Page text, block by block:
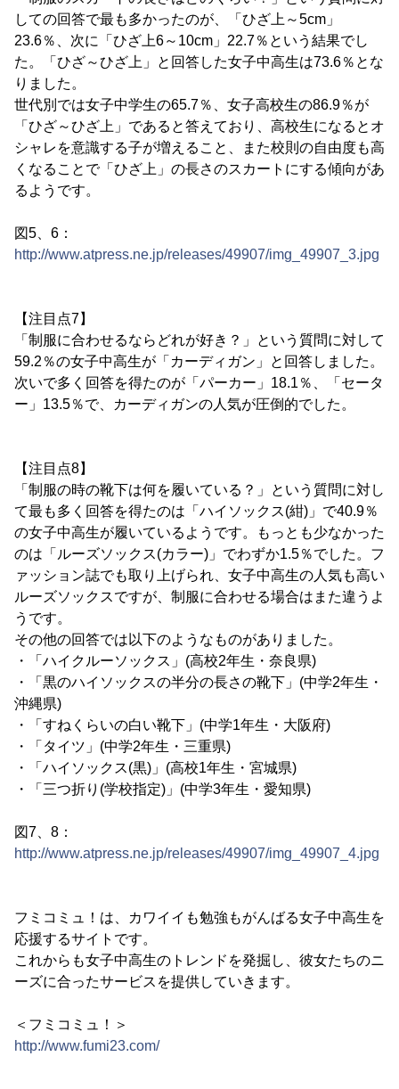
しての回答で最も多かったのが、「ひざ上～5cm」
23.6％、次に「ひざ上6～10cm」22.7％という結果でし
た。「ひざ～ひざ上」と回答した女子中高生は73.6％とな
りました。
世代別では女子中学生の65.7％、女子高校生の86.9％が
「ひざ～ひざ上」であると答えており、高校生になるとオ
シャレを意識する子が増えること、また校則の自由度も高
くなることで「ひざ上」の長さのスカートにする傾向があ
るようです。
図5、6：
http://www.atpress.ne.jp/releases/49907/img_49907_3.jpg
【注目点7】
「制服に合わせるならどれが好き？」という質問に対して
59.2％の女子中高生が「カーディガン」と回答しました。
次いで多く回答を得たのが「パーカー」18.1％、「セータ
ー」13.5％で、カーディガンの人気が圧倒的でした。
【注目点8】
「制服の時の靴下は何を履いている？」という質問に対し
て最も多く回答を得たのは「ハイソックス(紺)」で40.9％
の女子中高生が履いているようです。もっとも少なかった
のは「ルーズソックス(カラー)」でわずか1.5％でした。フ
ァッション誌でも取り上げられ、女子中高生の人気も高い
ルーズソックスですが、制服に合わせる場合はまた違うよ
うです。
その他の回答では以下のようなものがありました。
・「ハイクルーソックス」(高校2年生・奈良県)
・「黒のハイソックスの半分の長さの靴下」(中学2年生・
沖縄県)
・「すねくらいの白い靴下」(中学1年生・大阪府)
・「タイツ」(中学2年生・三重県)
・「ハイソックス(黒)」(高校1年生・宮城県)
・「三つ折り(学校指定)」(中学3年生・愛知県)
図7、8：
http://www.atpress.ne.jp/releases/49907/img_49907_4.jpg
フミコミュ！は、カワイイも勉強もがんばる女子中高生を
応援するサイトです。
これからも女子中高生のトレンドを発掘し、彼女たちのニ
ーズに合ったサービスを提供していきます。
＜フミコミュ！＞
http://www.fumi23.com/